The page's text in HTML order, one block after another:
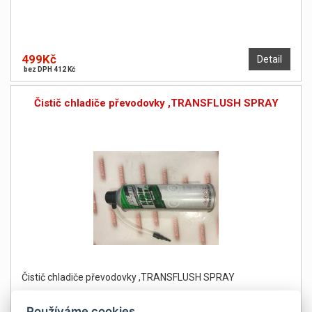
Detail
499Kč
bez DPH 412 Kč
Čistič chladiče převodovky ,TRANSFLUSH SPRAY
Čistič chladiče převodovky ,TRANSFLUSH SPRAY